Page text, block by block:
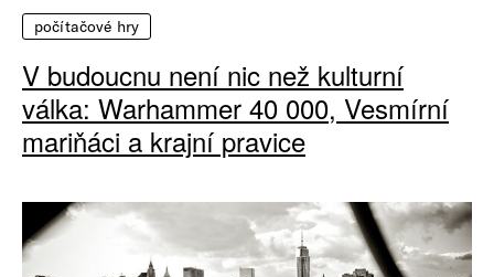
počítačové hry
V budoucnu není nic než kulturní
válka: Warhammer 40 000, Vesmírní
mariňáci a krajní pravice